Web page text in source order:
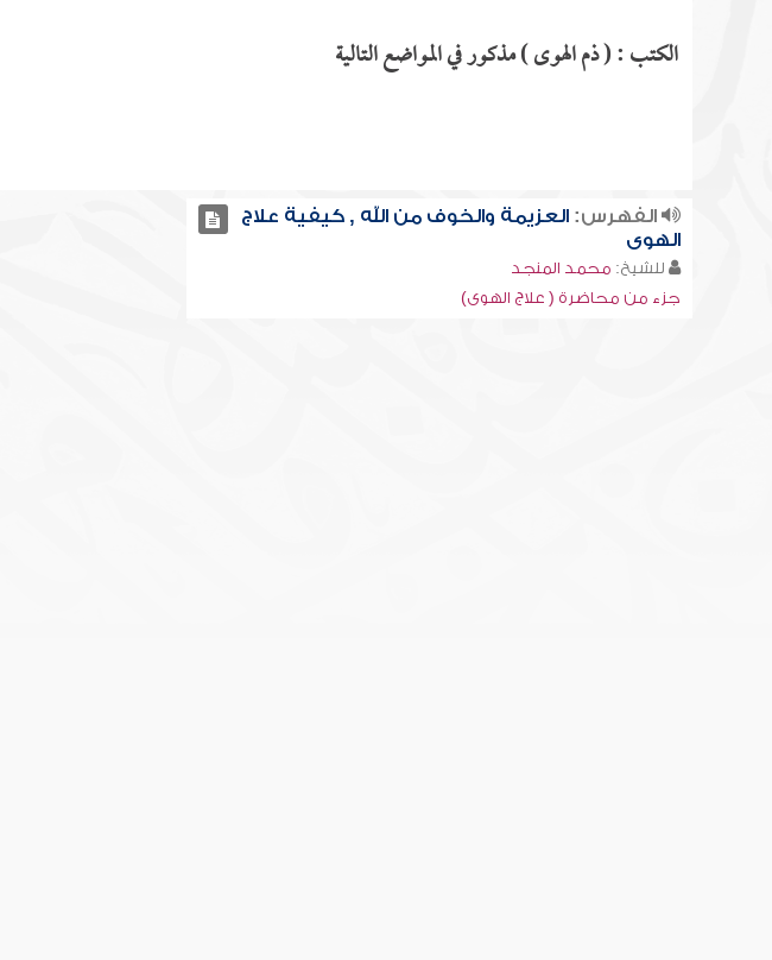
الكتب : ( ذم الهوى ) مذكور في المواضع التالية
الفهرس:العزيمة والخوف من الله , كيفية علاج
الهوى
للشيخ: محمد المنجد
جزء من محاضرة ( علاج الهوى)